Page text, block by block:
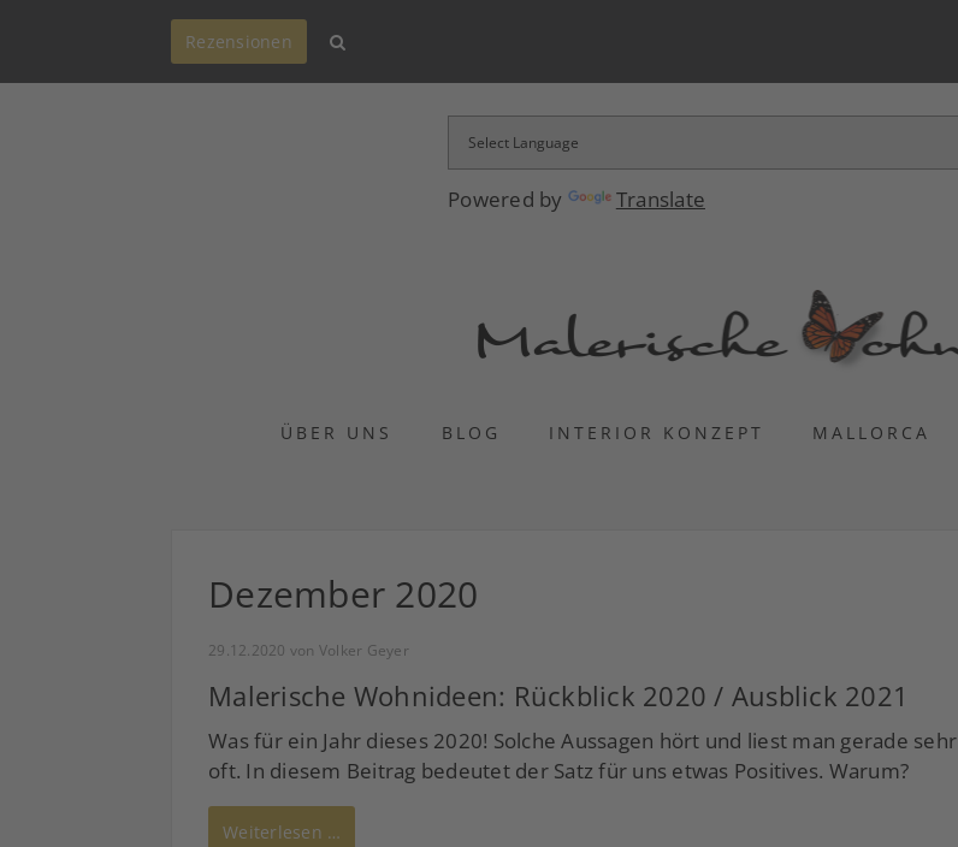
Powered by Translate
Rezensionen
ÜBER UNS BLOG INTERIOR KONZEPT MALLORCA
Dezember 2020
29.12.2020 von Volker Geyer
Malerische Wohnideen: Rückblick 2020 / Ausblick 2021
Was für ein Jahr dieses 2020! Solche Aussagen hört und liest man gerade sehr
oft. In diesem Beitrag bedeutet der Satz für uns etwas Positives. Warum?
Weiterlesen …